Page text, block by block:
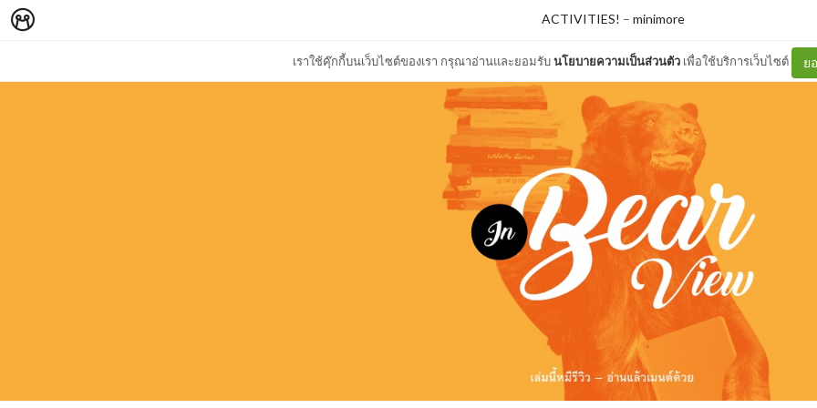
เราใช้คุ๊กกี้บนเว็บไซต์ของเรา กรุณาอ่านและยอมรับนโยบายความเป็นส่วนตัว เพื่อใช้บริการเว็บไซต์ ย
ACTIVITIES! – minimore